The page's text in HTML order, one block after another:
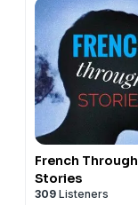
French Through
Stories
309 Listeners